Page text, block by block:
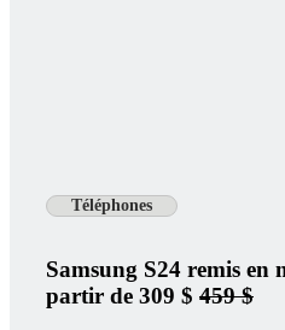
Téléphones
Samsung S24 remis en
partir de 309 $ 459 $